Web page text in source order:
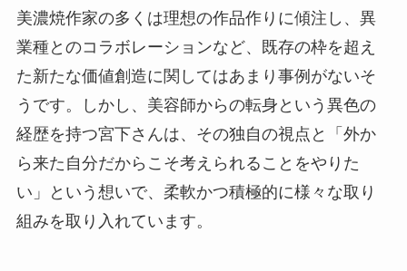
美濃焼作家の多くは理想の作品作りに傾注し、異
業種とのコラボレーションなど、既存の枠を超え
た新たな価値創造に関してはあまり事例がないそ
うです。しかし、美容師からの転身という異色の
経歴を持つ宮下さんは、その独自の視点と「外か
ら来た自分だからこそ考えられることをやりた
い」という想いで、柔軟かつ積極的に様々な取り
組みを取り入れています。